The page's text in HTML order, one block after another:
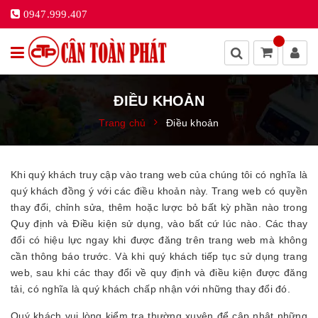
0947.999.407
ĐIỀU KHOẢN
Trang chủ Điều khoản
Khi quý khách truy cập vào trang web của chúng tôi có nghĩa là
quý khách đồng ý với các điều khoản này. Trang web có quyền
thay đổi, chỉnh sửa, thêm hoặc lược bỏ bất kỳ phần nào trong
Quy định và Điều kiện sử dụng, vào bất cứ lúc nào. Các thay
đổi có hiệu lực ngay khi được đăng trên trang web mà không
cần thông báo trước. Và khi quý khách tiếp tục sử dụng trang
web, sau khi các thay đổi về quy định và điều kiện được đăng
tải, có nghĩa là quý khách chấp nhận với những thay đổi đó.